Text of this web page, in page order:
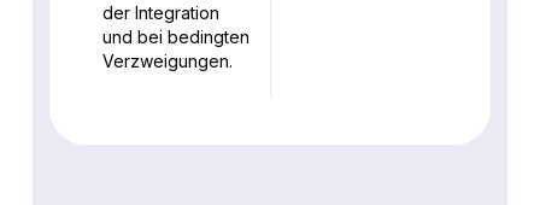
der Integration
und bei bedingten
Verzweigungen.